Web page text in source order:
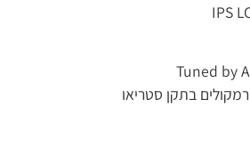
בתקן סטריאו